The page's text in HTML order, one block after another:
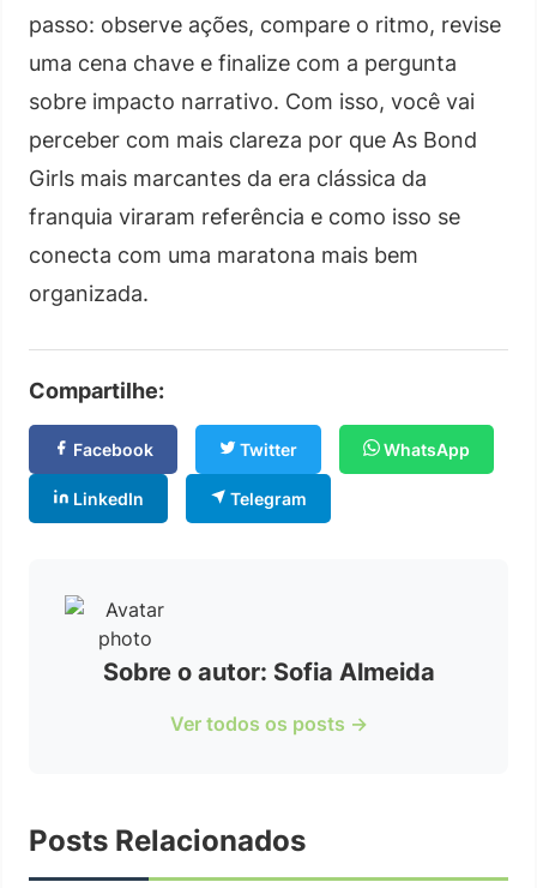
passo: observe ações, compare o ritmo, revise
uma cena chave e finalize com a pergunta
sobre impacto narrativo. Com isso, você vai
perceber com mais clareza por que As Bond
Girls mais marcantes da era clássica da
franquia viraram referência e como isso se
conecta com uma maratona mais bem
organizada.
Compartilhe:
Facebook Twitter WhatsApp
LinkedIn Telegram
Sobre o autor: Sofia Almeida
Ver todos os posts →
Posts Relacionados